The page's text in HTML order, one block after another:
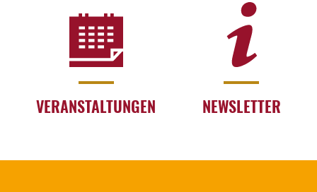
VERANSTALTUNGEN NEWSLETTER